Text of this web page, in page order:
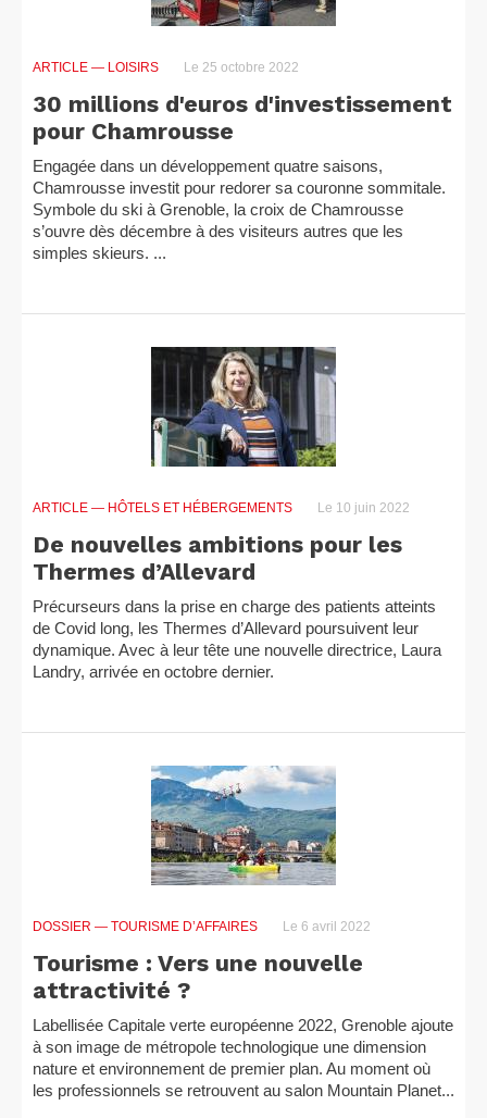
ARTICLE — LOISIRS Le 25 octobre 2022
30 millions d'euros d'investissement
pour Chamrousse
Engagée dans un développement quatre saisons,
Chamrousse investit pour redorer sa couronne sommitale.
Symbole du ski à Grenoble, la croix de Chamrousse
s’ouvre dès décembre à des visiteurs autres que les
simples skieurs. ...
ARTICLE — HÔTELS ET HÉBERGEMENTS Le 10 juin 2022
De nouvelles ambitions pour les
Thermes d’Allevard
Précurseurs dans la prise en charge des patients atteints
de Covid long, les Thermes d’Allevard poursuivent leur
dynamique. Avec à leur tête une nouvelle directrice, Laura
Landry, arrivée en octobre dernier.
DOSSIER — TOURISME D’AFFAIRES Le 6 avril 2022
Tourisme : Vers une nouvelle
attractivité ?
Labellisée Capitale verte européenne 2022, Grenoble ajoute
à son image de métropole technologique une dimension
nature et environnement de premier plan. Au moment où
les professionnels se retrouvent au salon Mountain Planet...